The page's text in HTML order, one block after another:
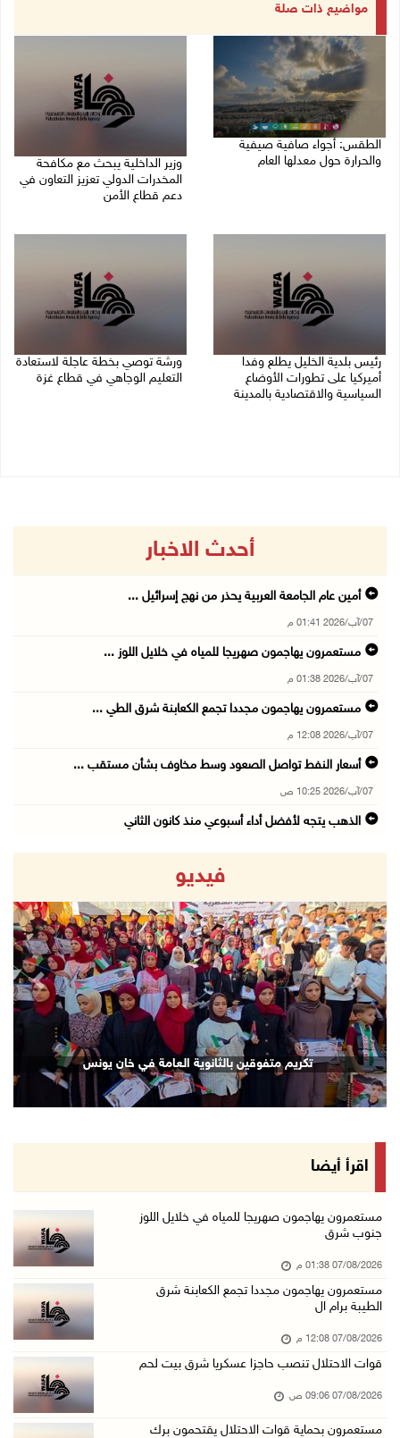
مواضيع ذات صلة
الطقس: أجواء صافية صيفية
والحرارة حول معدلها العام
وزير الداخلية يبحث مع مكافحة
المخدرات الدولي تعزيز التعاون في
دعم قطاع الأمن
رئيس بلدية الخليل يطلع وفدا
أميركيا على تطورات الأوضاع
السياسية والاقتصادية بالمدينة
ورشة توصي بخطة عاجلة لاستعادة
التعليم الوجاهي في قطاع غزة
أحدث الاخبار
أمين عام الجامعة العربية يحذر من نهج إسرائيل ...
07/آب/2026 01:41 م
مستعمرون يهاجمون صهريجا للمياه في خلايل اللوز ...
07/آب/2026 01:38 م
مستعمرون يهاجمون مجددا تجمع الكعابنة شرق الطي ...
07/آب/2026 12:08 م
أسعار النفط تواصل الصعود وسط مخاوف بشأن مستقب ...
07/آب/2026 10:25 ص
الذهب يتجه لأفضل أداء أسبوعي منذ كانون الثاني
قوات الاحتلال تنصب حاجزا عسكريا شرق بيت لحم
07/آب/2026 09:06 ص
مستعمرون بحماية قوات الاحتلال يقتحمون برك سلي ...
07/آب/2026 08:39 ص
الاحتلال يقتحم بلدة طمون جنوب طوباس
07/آب/2026 08:24 ص
محافظة القدس: انسحاب قوات الاحتلال من مخيم قل ...
07/آب/2026 08:23 ص
الطقس: أجواء صافية صيفية والحرارة حول معدلها ...
تواصل انتهاكات الاحتلال والمستعمرين: اعتقالات ...
الاحتلال يخطر باقتلاع أشجار من 310 دونمات وال ...
06/آب/2026 11:14 م
قوات الاحتلال تقتحم يعبد جنوب غرب جنين
06/آب/2026 10:49 م
فيديو
تكريم متفوقين بالثانوية العامة في خان يونس
Next
اقرأ أيضا
مستعمرون يهاجمون صهريجا للمياه في خلايل اللوز
جنوب شرق
07/08/2026 01:38 م
مستعمرون يهاجمون مجددا تجمع الكعابنة شرق
الطيبة برام ال
07/08/2026 12:08 م
قوات الاحتلال تنصب حاجزا عسكريا شرق بيت لحم
07/08/2026 09:06 ص
مستعمرون بحماية قوات الاحتلال يقتحمون برك